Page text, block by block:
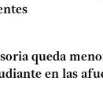
queda
en las